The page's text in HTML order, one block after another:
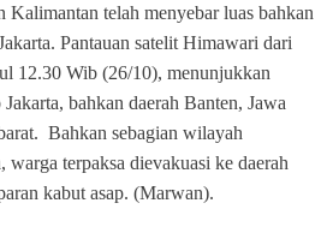
Kalimantan telah menyebar luas bahkan
Pantauan satelit Himawari dari
12.30 Wib (26/10), menunjukkan
bahkan daerah Banten, Jawa
Bahkan sebagian wilayah
warga terpaksa dievakuasi ke daerah
kabut asap. (Marwan).